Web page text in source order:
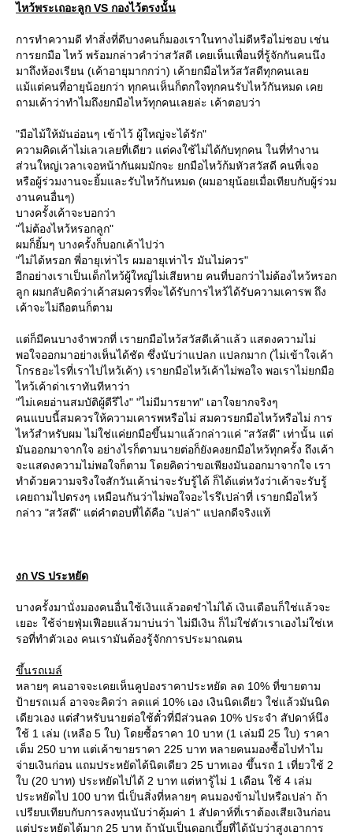
ไหว้พระเถอะลูก VS กองไว้ตรงนั้น
การทำความดี ทำสิ่งที่ดีบางคนก็มองเราในทางไม่ดีหรือไม่ชอบ เช่น
การยกมือ ไหว้ พร้อมกล่าวคำว่าสวัสดี เคยเห็นเพื่อนที่รู้จักกันคนนึง
มาถึงห้องเรียน (เค้าอายุมากกว่า) เค้ายกมือไหว้สวัสดีทุกคนเล
ม้แต่คนที่อายุน้อยกว่า ทุกคนเห็นก็ตกใจทุกคนรับไหว้กันหมด เค
ถามเค้าว่าทำไมถึงยกมือไหว้ทุกคนเลยล่ะ เค้าตอบว่า
"มือไม้ให้มันอ่อนๆ เข้าไว้ ผู้ใหญ่จะได้รัก"
ความคิดเค้าไม่เลวเลยที่เดียว แต่คงใช้ไม่ได้กับทุกคน ในที่ทำงาน
ส่วนใหญ่เวลาเจอหน้ากันผมมักจะ ยกมือไหว้ก้มหัวสวัสดี คนที่เจอ
หรือผู้ร่วมงานจะยิ้มและรับไหว้กันหมด (ผมอายุน้อยเมื่อเทียบกับผู้ร่วม
งานคนอื่นๆ)
บางครั้งเค้าจะบอกว่า
"ไม่ต้องไหว้หรอกลูก"
ผมก็ยิ้มๆ บางครั้งก็บอกเค้าไปว่า
"ไม่ได้หรอก พี่อายุเท่าไร ผมอายุเท่าไร มันไม่ควร"
อีกอย่างเราเป็นเด็กไหว้ผู้ใหญ่ไม่เสียหาย คนที่บอกว่าไม่ต้องไหว้หรอก
ลูก ผมกลับคิดว่าเค้าสมควรที่จะได้รับการไหว้ได้รับความเคารพ ถึง
เค้าจะไม่ถือตนก็ตาม
ต่ก็มีคนบางจำพวกที่ เรายกมือไหว้สวัสดีเค้าแล้ว แสดงความไม่
พอใจออกมาอย่างเห็นได้ชัด ซึ่งนับว่าแปลก แปลกมาก (ไม่เข้าใจเค้า
กรธอะไรที่เราไปไหว้เค้า) เรายกมือไหว้เค้าไม่พอใจ พอเราไม่ยกมือ
ไหว้เค้าด่าเราทันทีหาว่า
"ไม่เคยอ่านสมบัติผู้ดีรึไง" "ไม่มีมารยาท" เอาใจยากจริงๆ
คนแบบนี้สมควรให้ความเคารพหรือไม่ สมควรยกมือไหว้หรือไม่ การ
ไหว้สำหรับผม ไม่ใช่แค่ยกมือขึ้นมาแล้วกล่าวแค่ "สวัสดี" เท่านั้น แต่
มันออกมาจากใจ อย่างไรก็ตามนายต่อก็ยังคงยกมือไหว้ทุกครั้ง ถึงเค้า
จะแสดงความไม่พอใจก็ตาม โดยคิดว่าขอเพียงมันออกมาจากใจ เรา
ทำด้วยความจริงใจสักวันเค้าน่าจะรับรู้ได้ ก็ได้แต่หวังว่าเค้าจะรับรู้
เคยถามไปตรงๆ เหมือนกันว่าไม่พอใจอะไรรึเปล่าที่ เรายกมือไหว้
กล่าว "สวัสดี" แต่คำตอบที่ได้คือ "เปล่า" แปลกดีจริงแท้
งก VS ประหยัด
บางครั้งมานั่งมองคนอื่นใช้เงินแล้วอดขำไม่ได้ เงินเดือนก็ใช่แล้วจะ
เยอะ ใช้จ่ายฟุ่มเฟือยแล้วมาบ่นว่า ไม่มีเงิน ก็ไม่ใช่ตัวเราเองไม่ใช่เห
รอที่ทำตัวเอง คนเรามันต้องรู้จักการประมาณตน
ขึ้นรถเมล์
หลายๆ คนอาจจะเคยเห็นคูปองราคาประหยัด ลด 10% ที่ขายตาม
ป้ายรถเมล์ อาจจะคิดว่า ลดแค่ 10% เอง เงินนิดเดียว ใช่แล้วมันนิด
เดียวเอง แต่สำหรับนายต่อใช้ตั๋วที่มีส่วนลด 10% ประจำ สัปดาห์นึง
ช้ 1 เล่ม (เหลือ 5 ใบ) โดยซื้อราคา 10 บาท (1 เล่มมี 25 ใบ) ราคา
เต็ม 250 บาท แต่เค้าขายราคา 225 บาท หลายคนมองซื้อไปทำไม
จ่ายเงินก่อน แถมประหยัดได้นิดเดียว 25 บาทเอง ขึ้นรถ 1 เที่ยวใช้ 2
บ (20 บาท) ประหยัดไปได้ 2 บาท แต่หารู้ไม่ 1 เดือน ใช้ 4 เล่ม
ประหยัดไป 100 บาท นี่เป็นสิ่งที่หลายๆ คนมองข้ามไปหรือเปล่า ถ้า
เปรียบเทียบกับการลงทุนนับว่าคุ้มค่า 1 สัปดาห์ที่เราต้องเสียเงินก่อน
ต่ประหยัดได้มาก 25 บาท ถ้านับเป็นดอกเบี้ยที่ได้นับว่าสูงเอาการ